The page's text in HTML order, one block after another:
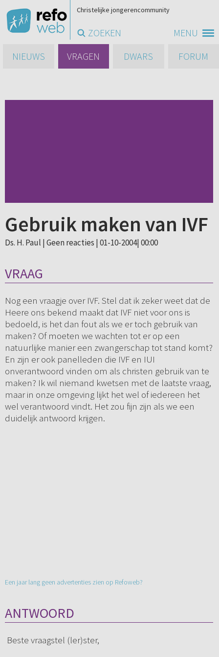
MENU
Christelijke jongerencommunity
ZOEKEN
NIEUWS
VRAGEN DWARS FORUM
Gebruik maken van IVF
Ds. H. Paul | Geen reacties | 01-10-2004| 00:00
VRAAG
Nog een vraagje over IVF. Stel dat ik zeker weet dat de
Heere ons bekend maakt dat IVF niet voor ons is
bedoeld, is het dan fout als we er toch gebruik van
maken? Of moeten we wachten tot er op een
natuurlijke manier een zwangerschap tot stand komt?
En zijn er ook panelleden die IVF en IUI
onverantwoord vinden om als christen gebruik van te
maken? Ik wil niemand kwetsen met de laatste vraag,
maar in onze omgeving lijkt het wel of iedereen het
wel verantwoord vindt. Het zou fijn zijn als we een
duidelijk antwoord krijgen.
Een jaar lang geen advertenties zien op Refoweb?
ANTWOORD
Beste vraagstel (ler)ster,